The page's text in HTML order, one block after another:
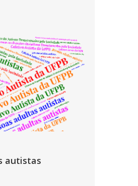
autistas